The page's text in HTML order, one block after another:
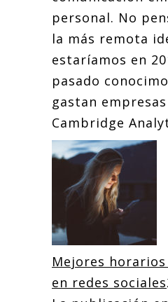
personal. No
la más remota
estaríamos en
pasado
gastan
Cambridge
Mejores
en redes sociales